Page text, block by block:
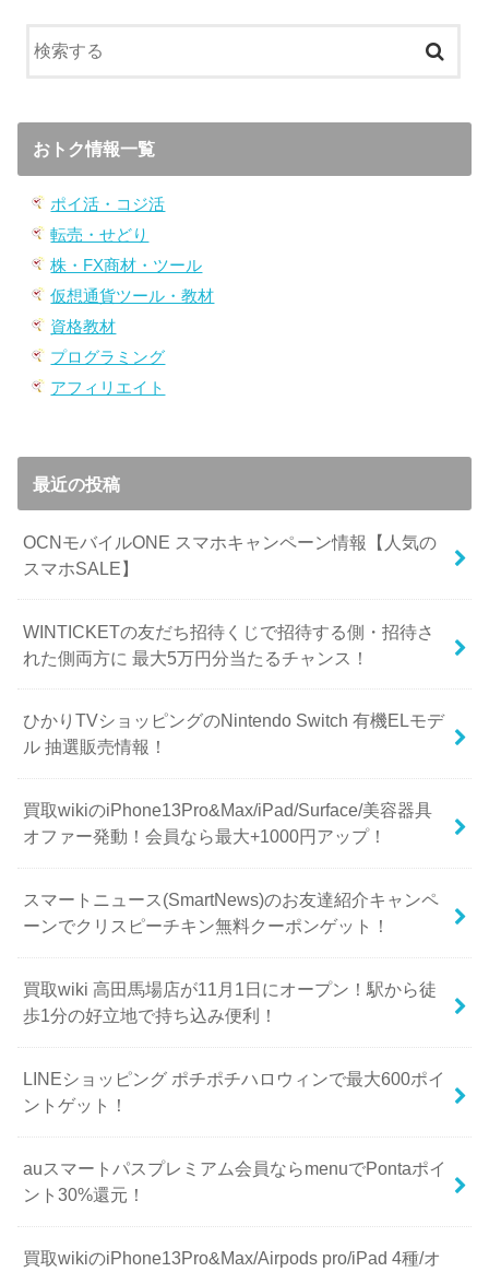
おトク情報一覧
ポイ活・コジ活
転売・せどり
株・FX商材・ツール
仮想通貨ツール・教材
資格教材
プログラミング
アフィリエイト
最近の投稿
OCNモバイルONE スマホキャンペーン情報【人気の
スマホSALE】
WINTICKETの友だち招待くじで招待する側・招待さ
れた側両方に 最大5万円分当たるチャンス！
ひかりTVショッピングのNintendo Switch 有機ELモデ
ル 抽選販売情報！
買取wikiのiPhone13Pro&Max/iPad/Surface/美容器具
オファー発動！会員なら最大+1000円アップ！
スマートニュース(SmartNews)のお友達紹介キャンペ
ーンでクリスピーチキン無料クーポンゲット！
買取wiki 高田馬場店が11月1日にオープン！駅から徒
歩1分の好立地で持ち込み便利！
LINEショッピング ポチポチハロウィンで最大600ポイ
ントゲット！
auスマートパスプレミアム会員ならmenuでPontaポイ
ント30%還元！
買取wikiのiPhone13Pro&Max/Airpods pro/iPad 4種/オ